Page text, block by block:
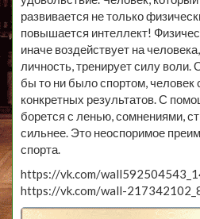
развивается не только
повышается интеллект!
иначе воздействует на
личность, тренирует силу
бы то ни было спортом, человек
конкретных результатов. С
борется с ленью, сомнениями,
сильнее. Это неоспоримое
спорта.
https://vk.com/
https://vk.com/wall-